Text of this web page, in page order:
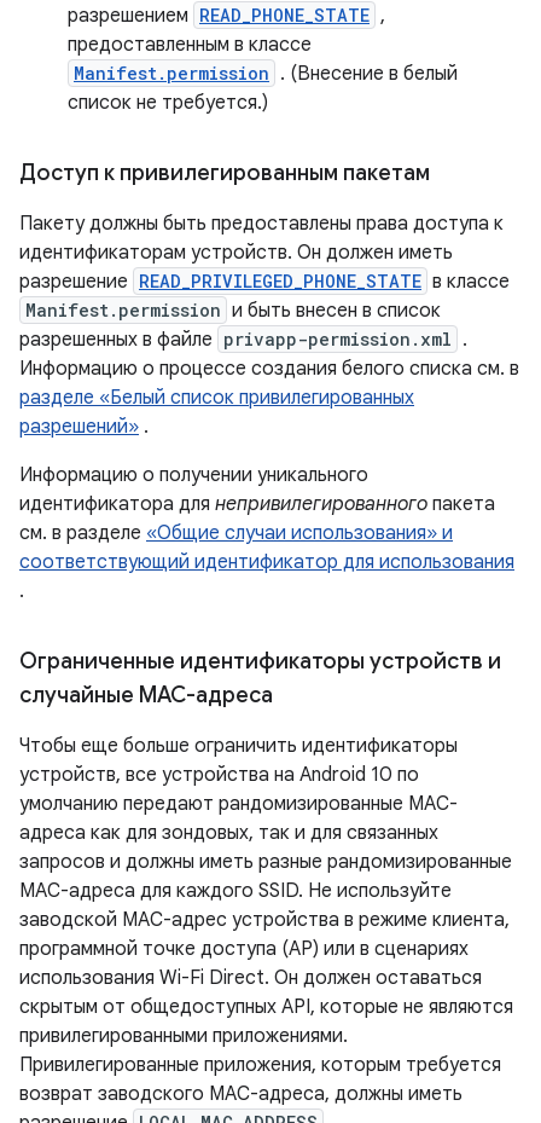
разрешением READ_PHONE_STATE ,
предоставленным в классе
Manifest.permission . (Внесение в белый
список не требуется.)
Доступ к привилегированным пакетам
Пакету должны быть предоставлены права доступа к
идентификаторам устройств. Он должен иметь
разрешение READ_PRIVILEGED_PHONE_STATE в классе
Manifest.permission и быть внесен в список
разрешенных в файле privapp-permission.xml .
Информацию о процессе создания белого списка см. в
разделе «Белый список привилегированных
разрешений» .
Информацию о получении уникального
идентификатора для непривилегированного пакета
см. в разделе «Общие случаи использования» и
соответствующий идентификатор для использования
.
Ограниченные идентификаторы устройств и
случайные MAC-адреса
Чтобы еще больше ограничить идентификаторы
устройств, все устройства на Android 10 по
умолчанию передают рандомизированные MAC-
адреса как для зондовых, так и для связанных
запросов и должны иметь разные рандомизированные
MAC-адреса для каждого SSID. Не используйте
заводской MAC-адрес устройства в режиме клиента,
программной точке доступа (AP) или в сценариях
использования Wi-Fi Direct. Он должен оставаться
скрытым от общедоступных API, которые не являются
привилегированными приложениями.
Привилегированные приложения, которым требуется
возврат заводского MAC-адреса, должны иметь